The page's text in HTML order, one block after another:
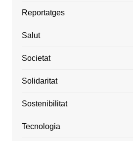
Reportatges
Salut
Societat
Solidaritat
Sostenibilitat
Tecnologia